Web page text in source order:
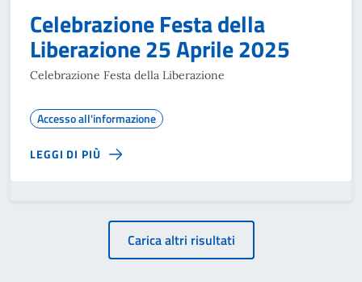
Celebrazione Festa della
Liberazione 25 Aprile 2025
Celebrazione Festa della Liberazione
Accesso all'informazione
LEGGI DI PIÙ
Carica altri risultati